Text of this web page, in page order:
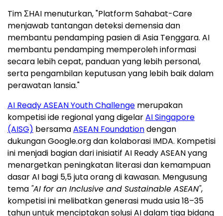
Tim ΣHAI menuturkan, "Platform Sahabat-Care
menjawab tantangan deteksi demensia dan
membantu pendamping pasien di Asia Tenggara. AI
membantu pendamping memperoleh informasi
secara lebih cepat, panduan yang lebih personal,
serta pengambilan keputusan yang lebih baik dalam
perawatan lansia."
AI Ready ASEAN Youth Challenge merupakan
kompetisi ide regional yang digelarAI Singapore
(AISG) bersamaASEAN Foundationdengan
dukungan Google.org dan kolaborasi IMDA. Kompetisi
ini menjadi bagian dari inisiatif AI Ready ASEAN yang
menargetkan peningkatan literasi dan kemampuan
dasar AI bagi 5,5 juta orang di kawasan. Mengusung
tema "AI for an Inclusive and Sustainable ASEAN",
kompetisi ini melibatkan generasi muda usia 18–35
tahun untuk menciptakan solusi AI dalam tiga bidang